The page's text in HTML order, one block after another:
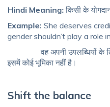
Hindi Meaning: किसी के
Example: She deserves
gender shouldn’t play a role
वह अपनी उपलब्धियों के लिए
इसमें कोई भूमिका नहीं है।
Shift the balance